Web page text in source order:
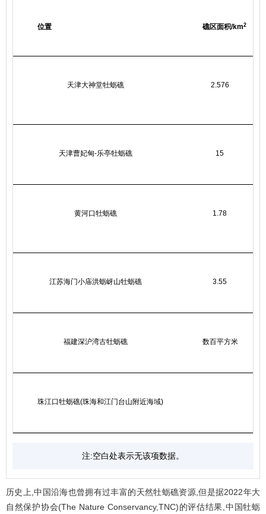
位置 礁区面积/km2
天津大神堂牡蛎礁 2.576
天津曹妃甸-乐亭牡蛎礁 15
黄河口牡蛎礁 1.78
江苏海门小庙洪蛎岈山牡蛎礁 3.55
福建深沪湾古牡蛎礁 数百平方米
珠江口牡蛎礁(珠海和江门台山附近海域)
注:空白处表示无该项数据。
历史上,中国沿海也曾拥有过丰富的天然牡蛎礁资源,但是据2022年大
自然保护协会(The Nature Conservancy,TNC)的评估结果,中国牡蛎